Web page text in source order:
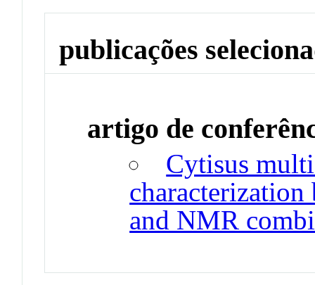
publicações
artigo de
Cytisus
and NMR